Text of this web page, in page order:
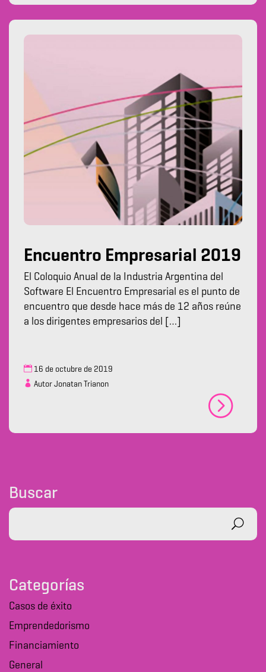
Encuentro Empresarial 2019
El Coloquio Anual de la Industria Argentina del
Software El Encuentro Empresarial es el punto de
encuentro que desde hace más de 12 años reúne
a los dirigentes empresarios del […]
16 de octubre de 2019
Autor Jonatan Trianon
Buscar
Categorías
Casos de éxito
Emprendedorismo
Financiamiento
General